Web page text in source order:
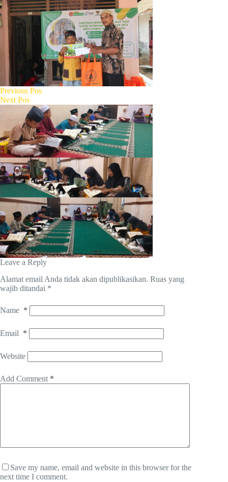
Previous Pos
Next Pos
Leave a Reply
Alamat email Anda tidak akan dipublikasikan. Ruas yang
wajib ditandai *
Name *
Email *
Website
Add Comment *
Save my name, email and website in this browser for the
next time I comment.